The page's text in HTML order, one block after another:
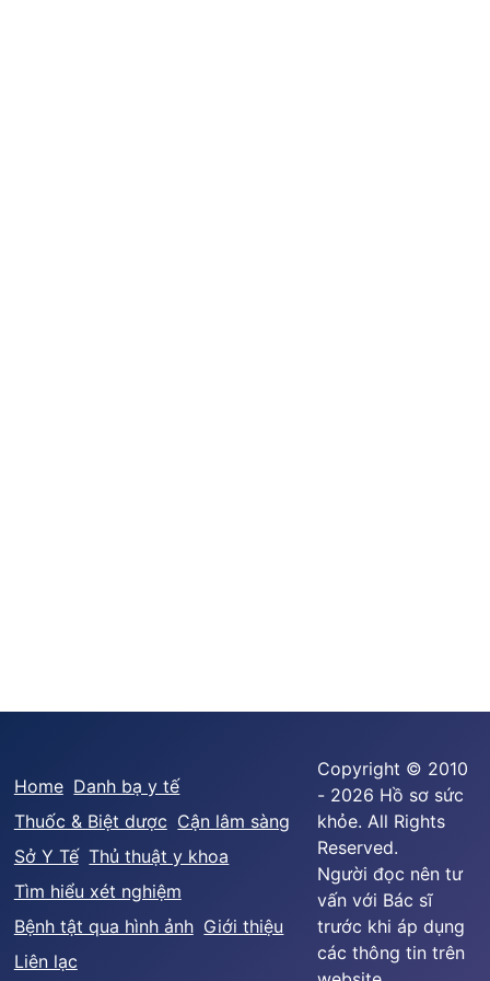
Home Danh bạ y tế
Thuốc & Biệt dược Cận lâm sàng
Sở Y Tế Thủ thuật y khoa
Tìm hiểu xét nghiệm
Bệnh tật qua hình ảnh Giới thiệu
Liên lạc
Copyright © 2010
- 2026 Hồ sơ sức
khỏe. All Rights
Reserved.
Người đọc nên tư
vấn với Bác sĩ
trước khi áp dụng
các thông tin trên